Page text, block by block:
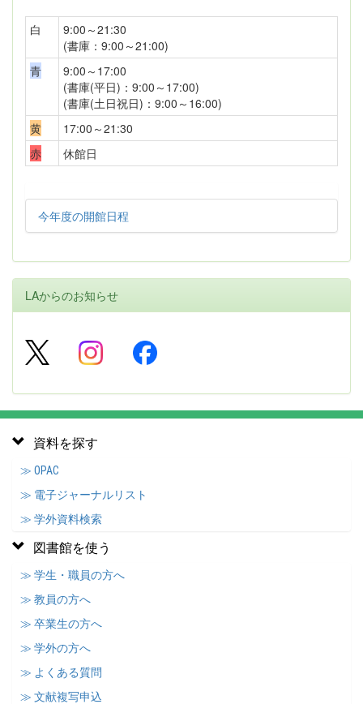
白
9:00～21:30
(書庫：9:00～21:00)
青
9:00～17:00
(書庫(平日)：9:00～17:00)
(書庫(土日祝日)：9:00～16:00)
黄
17:00～21:30
赤
休館日
今年度の開館日程
LAからのお知らせ
資料を探す
≫ OPAC
≫ 電子ジャーナルリスト
≫ 学外資料検索
図書館を使う
≫ 学生・職員の方へ
≫ 教員の方へ
≫ 卒業生の方へ
≫ 学外の方へ
≫ よくある質問
≫ 文献複写申込